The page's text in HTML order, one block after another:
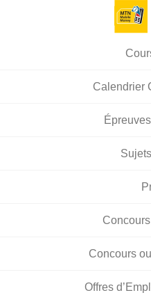
Calendrier
Concours
Offres